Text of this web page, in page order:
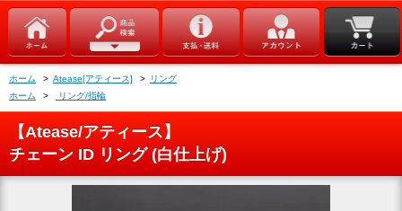
ホーム > Atease[アティース] >
リング
ホーム
> リング/指輪
【Atease/アティース】
チェーン ID リング (白仕上げ)